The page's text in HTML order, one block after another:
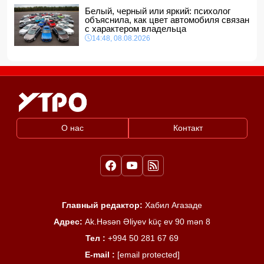
Белый, черный или яркий: психолог
объяснила, как цвет автомобиля связан
с характером владельца
14:48, 08.08.2026
О нас Контакт
Главный редактор: Хабил Агазаде
Адрес: Ak.Həsən Əliyev küç ev 90 mən 8
Тел : +994 50 281 67 69
E-mail : [email protected]